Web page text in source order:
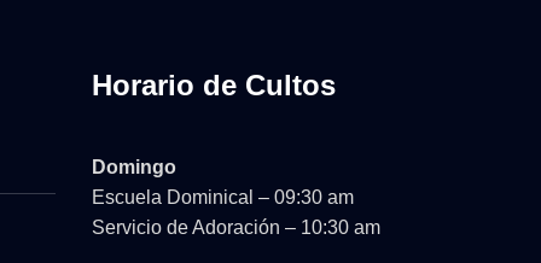
Horario de Cultos
Domingo
Escuela Dominical – 09:30 am
Servicio de Adoración – 10:30 am